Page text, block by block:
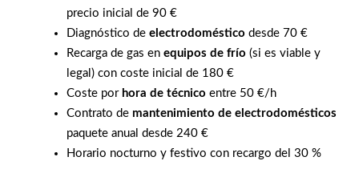
precio inicial de 90 €
Diagnóstico de electrodoméstico desde 70 €
Recarga de gas en equipos de frío (si es viable y
legal) con coste inicial de 180 €
Coste por hora de técnico entre 50 €/h
Contrato de mantenimiento de electrodomésticos
paquete anual desde 240 €
Horario nocturno y festivo con recargo del 30 %